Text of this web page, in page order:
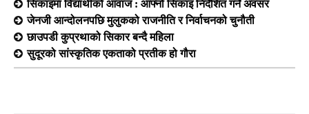
सिकाइमा विद्यार्थीको आवाज : आफ्नो सिकाइ निर्देशित गर्ने अवसर
जेनजी आन्दोलनपछि मुलुकको राजनीति र निर्वाचनको चुनौती
छाउपडी कुप्रथाको सिकार बन्दै महिला
सुदूरको सांस्कृतिक एकताको प्रतीक हो गौरा